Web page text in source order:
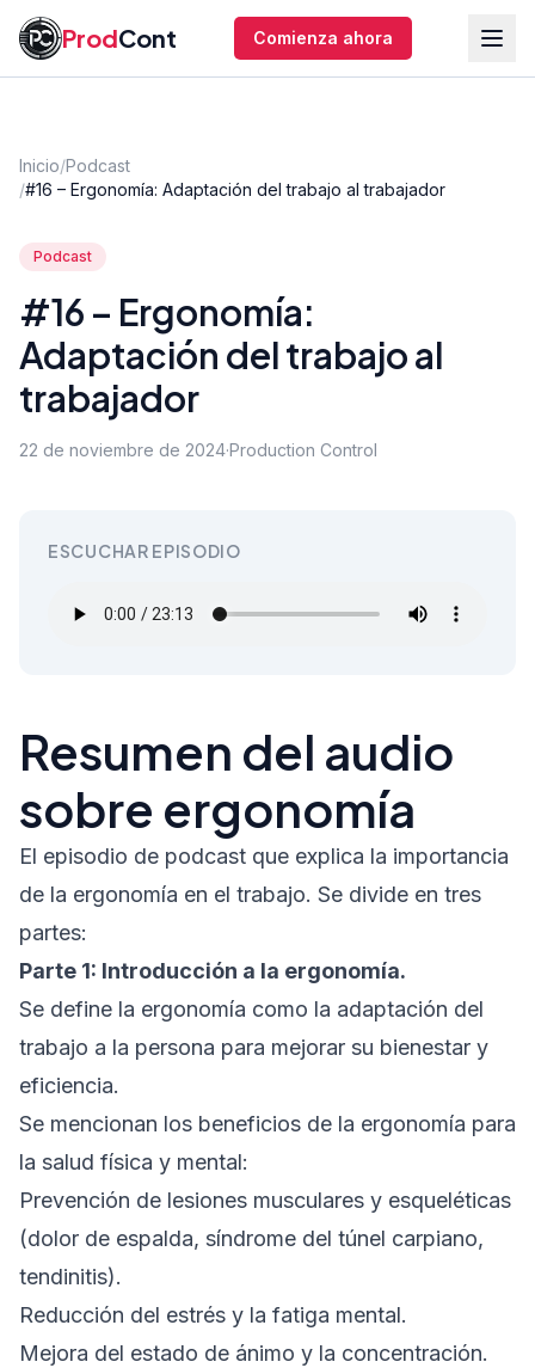
Saltar al contenido principal
ProdCont Comienza ahora
Inicio/Podcast
/#16 – Ergonomía: Adaptación del trabajo al trabajador
Podcast
#16 – Ergonomía:
Adaptación del trabajo al
trabajador
22 de noviembre de 2024·Production Control
ESCUCHAR EPISODIO
Resumen del audio
sobre ergonomía
El episodio de podcast que explica la importancia
de la ergonomía en el trabajo. Se divide en tres
partes:
Parte 1: Introducción a la ergonomía.
Se define la ergonomía como la adaptación del
trabajo a la persona para mejorar su bienestar y
eficiencia.
Se mencionan los beneficios de la ergonomía para
la salud física y mental:
Prevención de lesiones musculares y esqueléticas
(dolor de espalda, síndrome del túnel carpiano,
tendinitis).
Reducción del estrés y la fatiga mental.
Mejora del estado de ánimo y la concentración.